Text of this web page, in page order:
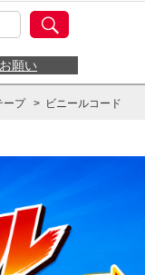
願い
ープ > ビニールコード